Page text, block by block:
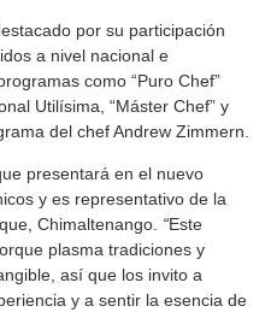
por su participación
a nivel nacional e
como “Puro Chef”
Utilísima, “Máster Chef” y
del chef Andrew Zimmern.
presentará en el nuevo
y es representativo de la
Chimaltenango. “Este
plasma tradiciones y
así que los invito a
y a sentir la esencia de